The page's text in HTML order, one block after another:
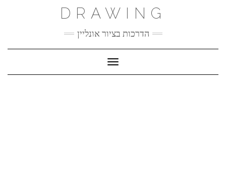
DRAWING
הדרכות בציור אונליין
Toggle Navigation